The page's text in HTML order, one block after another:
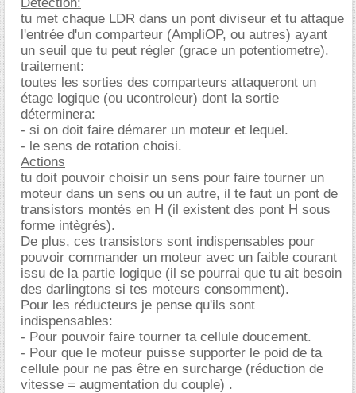
tu met chaque LDR dans un pont diviseur et tu attaque
l'entrée d'un comparteur (AmpliOP, ou autres) ayant
un seuil que tu peut régler (grace un potentiometre).
traitement:
toutes les sorties des comparteurs attaqueront un
étage logique (ou ucontroleur) dont la sortie
déterminera:
- si on doit faire démarer un moteur et lequel.
- le sens de rotation choisi.
Actions
tu doit pouvoir choisir un sens pour faire tourner un
moteur dans un sens ou un autre, il te faut un pont de
transistors montés en H (il existent des pont H sous
forme intègrés).
De plus, ces transistors sont indispensables pour
pouvoir commander un moteur avec un faible courant
issu de la partie logique (il se pourrai que tu ait besoin
des darlingtons si tes moteurs consomment).
Pour les réducteurs je pense qu'ils sont
indispensables:
- Pour pouvoir faire tourner ta cellule doucement.
- Pour que le moteur puisse supporter le poid de ta
cellule pour ne pas être en surcharge (réduction de
vitesse = augmentation du couple) .